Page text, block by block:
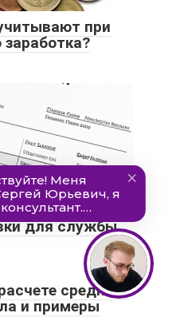
при
заработка?
для
для службы
среднего
и примеры